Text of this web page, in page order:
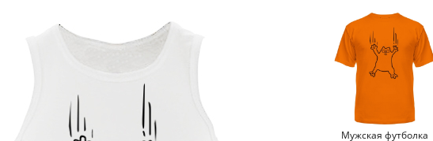
Мужская футболка